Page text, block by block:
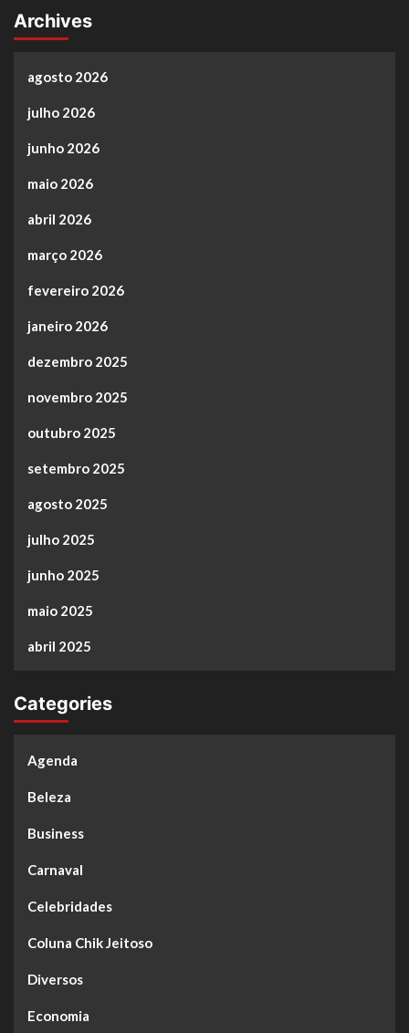
Archives
agosto 2026
julho 2026
junho 2026
maio 2026
abril 2026
março 2026
fevereiro 2026
janeiro 2026
dezembro 2025
novembro 2025
outubro 2025
setembro 2025
agosto 2025
julho 2025
junho 2025
maio 2025
abril 2025
Categories
Agenda
Beleza
Business
Carnaval
Celebridades
Coluna Chik Jeitoso
Diversos
Economia